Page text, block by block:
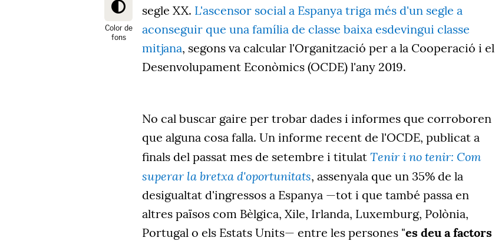
Color de
fons
segle XX. L'ascensor social a Espanya triga més d'un segle a
aconseguir que una família de classe baixa esdevingui classe
mitjana, segons va calcular l'Organització per a la Cooperació i el
Desenvolupament Econòmics (OCDE) l'any 2019.
No cal buscar gaire per trobar dades i informes que corroboren
que alguna cosa falla. Un informe recent de l'OCDE, publicat a
finals del passat mes de setembre i titulat Tenir i no tenir: Com
superar la bretxa d'oportunitats, assenyala que un 35% de la
desigualtat d'ingressos a Espanya —tot i que també passa en
altres països com Bèlgica, Xile, Irlanda, Luxemburg, Polònia,
Portugal o els Estats Units— entre les persones "es deu a factors